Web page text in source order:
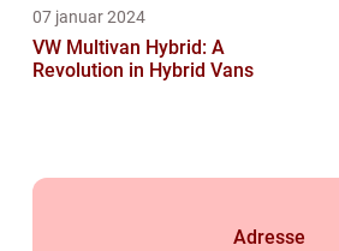
07 januar 2024
VW Multivan Hybrid: A
Revolution in Hybrid Vans
Adresse